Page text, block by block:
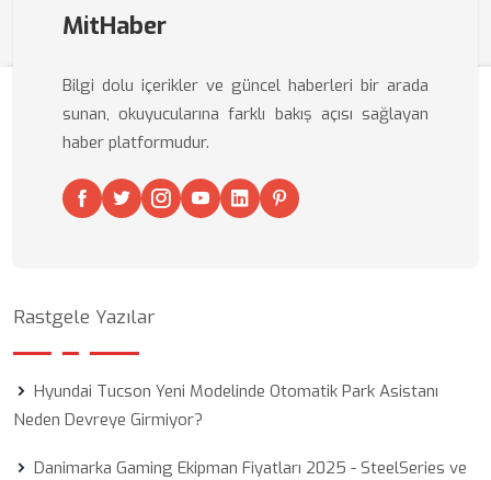
MitHaber
Bilgi dolu içerikler ve güncel haberleri bir arada
sunan, okuyucularına farklı bakış açısı sağlayan
haber platformudur.
Rastgele Yazılar
Hyundai Tucson Yeni Modelinde Otomatik Park Asistanı
Neden Devreye Girmiyor?
Danimarka Gaming Ekipman Fiyatları 2025 - SteelSeries ve